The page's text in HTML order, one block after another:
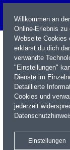
Name / WKN / ISIN /
Xetra Realtime
Willkommen an
Online-Erlebnis zu
Webseite Cookies
erklärst du dich
verwandte
"Einstellungen"
Dienste im
Detaillierte
Cookies und
jederzeit
Einstellungen